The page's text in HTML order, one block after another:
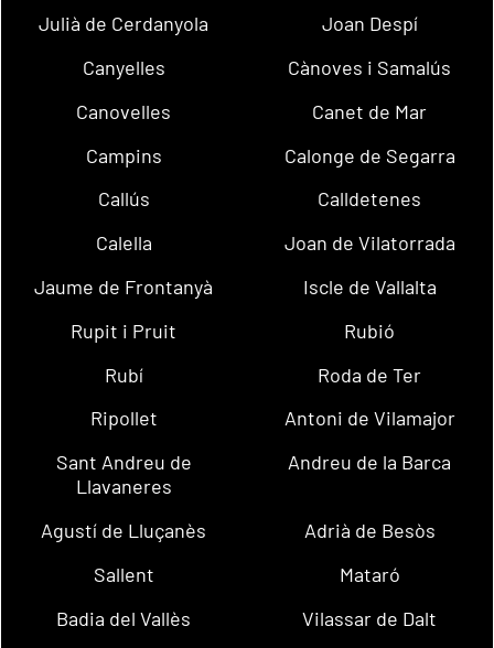
Julià de Cerdanyola
Joan Despí
Canyelles
Cànoves i Samalús
Canovelles
Canet de Mar
Campins
Calonge de Segarra
Callús
Calldetenes
Calella
Joan de Vilatorrada
Jaume de Frontanyà
Iscle de Vallalta
Rupit i Pruit
Rubió
Rubí
Roda de Ter
Ripollet
Antoni de Vilamajor
Sant Andreu de
Llavaneres
Andreu de la Barca
Agustí de Lluçanès
Adrià de Besòs
Sallent
Mataró
Badia del Vallès
Vilassar de Dalt